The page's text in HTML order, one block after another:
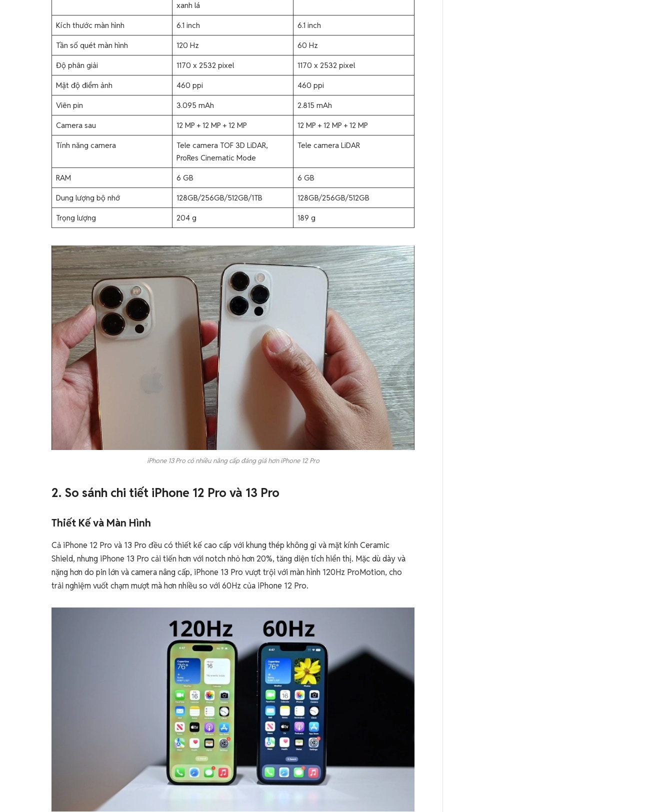
xanh lá
Kích thước màn hình 6.1 inch 6.1 inch
Tần số quét màn hình 120 Hz 60 Hz
Độ phân giải 1170 x 2532 pixel 1170 x 2532 pixel
Mật độ điểm ảnh 460 ppi 460 ppi
Viên pin 3.095 mAh 2.815 mAh
Camera sau 12 MP + 12 MP + 12 MP 12 MP + 12 MP + 12 MP
Tính năng camera
Tele camera TOF 3D LiDAR,
ProRes Cinematic Mode
Tele camera LiDAR
RAM 6 GB 6 GB
Dung lượng bộ nhớ 128GB/256GB/512GB/1TB 128GB/256GB/512GB
Trọng lượng 204 g 189 g
iPhone 13 Pro có nhiều nâng cấp đáng giá hơn iPhone 12 Pro
2. So sánh chi tiết iPhone 12 Pro và 13 Pro
Thiết Kế và Màn Hình
Cả iPhone 12 Pro và 13 Pro đều có thiết kế cao cấp với khung thép không gỉ và mặt kính Ceramic
Shield, nhưng iPhone 13 Pro cải tiến hơn với notch nhỏ hơn 20%, tăng diện tích hiển thị. Mặc dù dày và
nặng hơn do pin lớn và camera nâng cấp, iPhone 13 Pro vượt trội với màn hình 120Hz ProMotion, cho
trải nghiệm vuốt chạm mượt mà hơn nhiều so với 60Hz của iPhone 12 Pro.